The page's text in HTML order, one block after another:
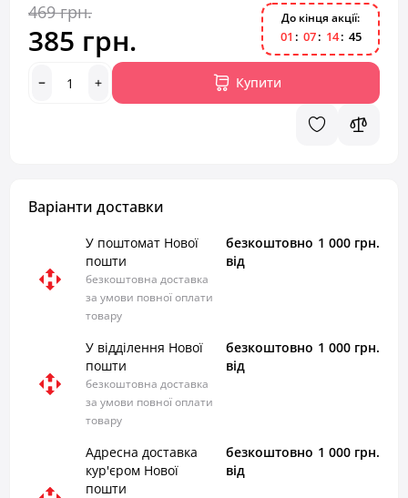
469 грн.
385 грн.
До кінця акції:
01 07 14 45
Купити
Варіанти доставки
У поштомат Нової
пошти
безкоштовна доставка
за умови повної оплати
товару
безкоштовно
від
1 000 грн.
У відділення Нової
пошти
безкоштовна доставка
за умови повної оплати
товару
безкоштовно
від
1 000 грн.
Адресна доставка
кур'єром Нової
пошти
безкоштовно
від
1 000 грн.